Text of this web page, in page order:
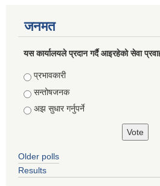
जनमत
यस कार्यालयले प्रदान गर्दै आइरहेको सेवा
Choices
प्रभावकारी
सन्तोषजनक
अझ सुधार गर्नुपर्ने
Older polls
Results